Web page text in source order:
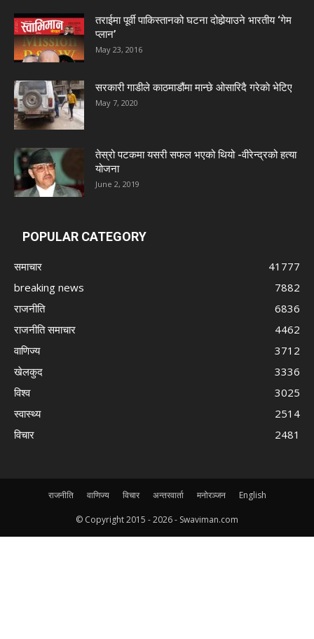
तराईमा पूर्वी पाकिस्तानको घटना दोहोर्‍याउने भारतीय ‘गेम
प्लान’
May 23, 2016
सरकारी गाडीले काठमाडौंमा मान्छे ओसारिदै गरेकाे भेटिए
May 7, 2020
तेस्रो पटकमा यसरी सफल भएको थियो -वीरेन्द्रको हत्या
योजना
June 2, 2019
POPULAR CATEGORY
समाचार
41777
breaking news
7882
राजनीति
6836
राजनीति समाचार
4462
वाणिज्य
3712
खेलकुद
3336
विश्व
3025
स्वास्थ्य
2514
विचार
2481
राजनीति वाणिज्य विचार अन्तरवार्ता मनोरञ्जन English
© Copyright 2015 -2026 - Swaviman.com